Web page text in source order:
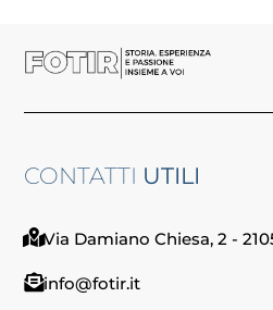
CONTATTI UTILI
Via Damiano Chiesa, 2 -
info@fotir.it